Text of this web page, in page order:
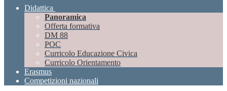
Didattica
Panoramica
Offerta formativa
DM 88
POC
Curricolo Educazione Civica
Curricolo Orientamento
Erasmus
Competizioni nazionali